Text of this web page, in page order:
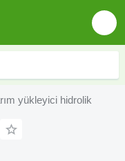
yükleyici hidrolik